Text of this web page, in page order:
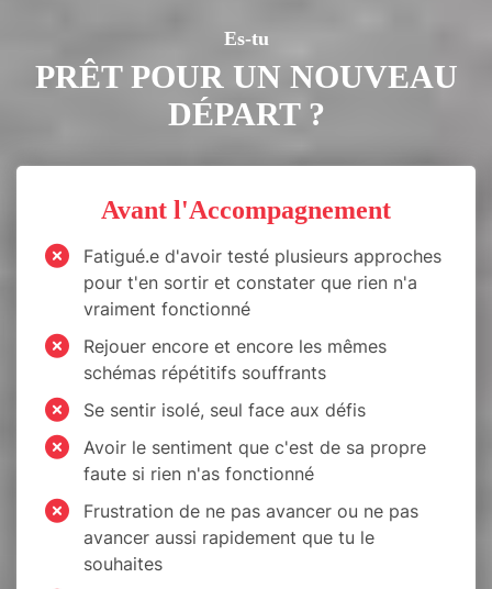
Es-tu
PRÊT POUR UN NOUVEAU
DÉPART ?
Avant l'Accompagnement
Fatigué.e d'avoir testé plusieurs approches
pour t'en sortir et constater que rien n'a
vraiment fonctionné
Rejouer encore et encore les mêmes
schémas répétitifs souffrants
Se sentir isolé, seul face aux défis
Avoir le sentiment que c'est de sa propre
faute si rien n'as fonctionné
Frustration de ne pas avancer ou ne pas
avancer aussi rapidement que tu le
souhaites